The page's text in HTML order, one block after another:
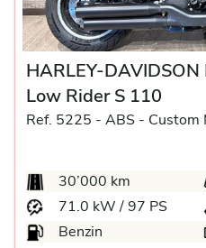
HARLEY-
Low Rider S 110
Ref. 5225 - ABS - Custom
30’000 km
71.0 kW / 97 PS
Benzin